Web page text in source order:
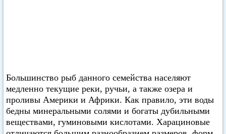
Большинство рыб данного семейства населяют
медленно текущие реки, ручьи, а также озера и
проливы Америки и Африки. Как правило, эти воды
бедны минеральными солями и богаты дубильными
веществами, гуминовыми кислотами. Харациновые